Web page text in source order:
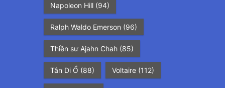
Napoleon Hill(94)
Ralph Waldo Emerson (96)
Thiền sư Ajahn Chah(85)
Tân Di Ổ (88) Voltaire(112)